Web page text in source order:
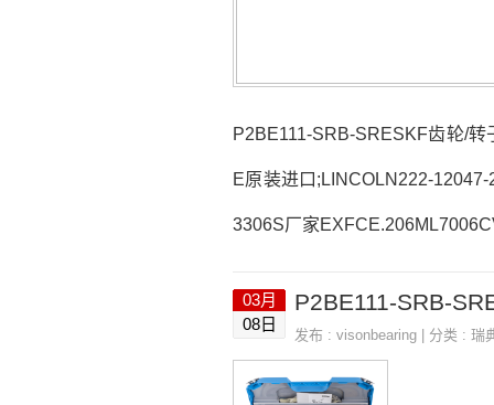
P2BE111-SRB-SRESKF齿轮/
E原装进口;LINCOLN222-
3306S厂家
销品牌推荐：4T-
03月
08日
P2BE111-SRB-
发布 : visonbearing | 分类 : 瑞